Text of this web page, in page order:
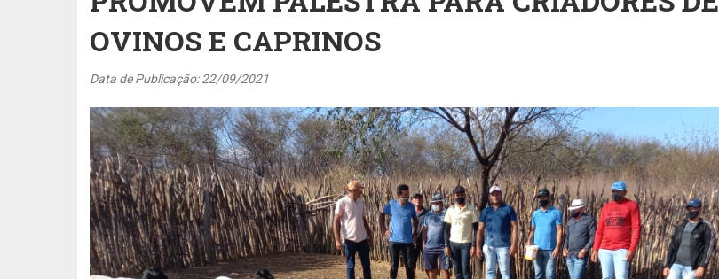
OVINOS E CAPRINOS
Data de Publicação: 22/09/2021